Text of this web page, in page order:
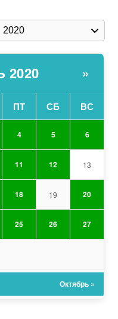
»
ПТ СБ ВС
4 5 6
11 12 13
18 19 20
25 26 27
Октябрь »